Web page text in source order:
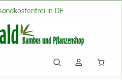
in DE